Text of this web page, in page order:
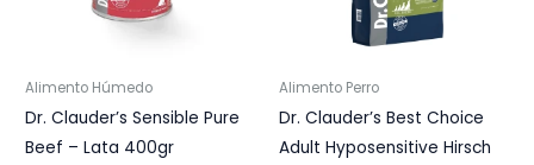
Alimento Húmedo
Dr. Clauder’s Sensible Pure
Beef – Lata 400gr
Alimento Perro
Dr. Clauder’s Best Choice
Adult Hyposensitive Hirsch